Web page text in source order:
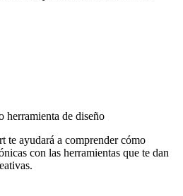
herramienta de diseño
te ayudará a comprender cómo
con las herramientas que te dan